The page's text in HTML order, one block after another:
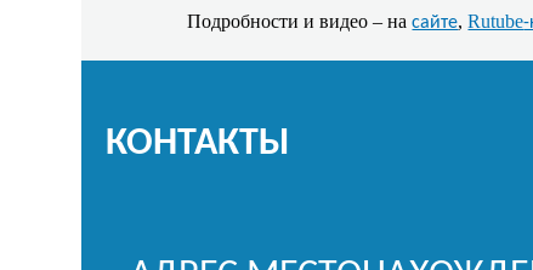
Подробности и видео – насайте,Rutube-
КОНТАКТЫ